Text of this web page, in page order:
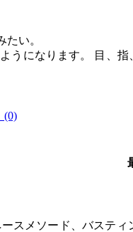
い。
うになります。 目、指
(0)
スメソード、バスティ